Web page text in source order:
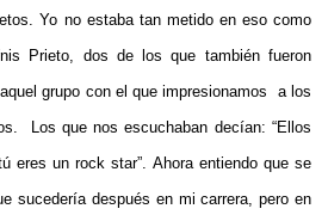
Yo no estaba tan metido en eso como
Prieto, dos de los que también fueron
grupo con el que impresionamos a los
Los que nos escuchaban decían: “Ellos
eres un rock star”. Ahora entiendo que se
sucedería después en mi carrera, pero en